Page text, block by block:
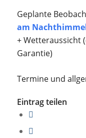
Geplante
am
+ Wetteraussicht
Garantie)
Termine und
Eintrag teilen